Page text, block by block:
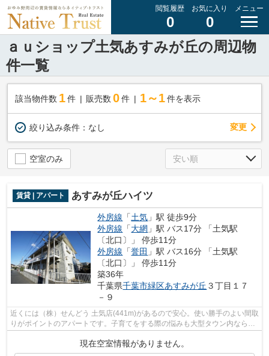
閲覧履歴
0
お気に入り
0
メニュー
ａｕショップ土気あすみが丘の周辺物
件一覧
該当物件数 1件 販売数 0 件 1～1 件を表示
絞り込み条件： なし 変更
空室のみ
賃貸 | アパート あすみが丘ハイツ
外房線 「土気 」駅 徒歩9分
外房線 「大網 」駅 バス17分 「土気駅
〔北口〕」 停歩11分
外房線 「誉田 」駅 バス16分 「土気駅
〔北口〕」 停歩11分
築36年
千葉県千葉市緑区あすみが丘 ３丁目１７
－９
近くには（株）せんどう 土気店(441m)があるので安心。使い勝手のよい間取
りがポイントのアパートです。子育てをする際の悩みも大型タウン内なら解
現在空室情報がありません。